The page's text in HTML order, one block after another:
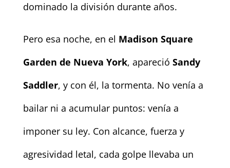
dominado la división durante años.
Pero esa noche, en el Madison Square
Garden de Nueva York, apareció Sandy
Saddler, y con él, la tormenta. No venía a
bailar ni a acumular puntos: venía a
imponer su ley. Con alcance, fuerza y
agresividad letal, cada golpe llevaba un